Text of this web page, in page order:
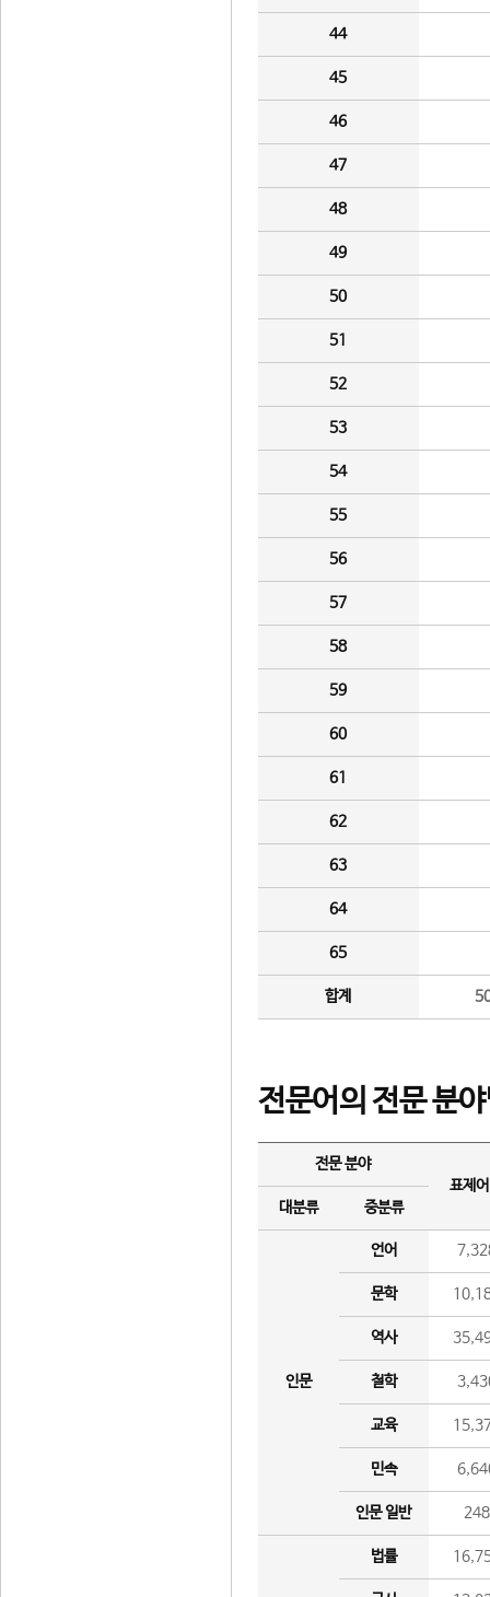
44
45
46
47
48
49
50
51
52
53
54
55
56
57
58
59
60
61
62
63
64
65
합계
전문어의 전문 분
전문 분야
표제
대분류
중분류
인문
언어
문학
역사
철학
교육
민속
인문 일반 248
법률